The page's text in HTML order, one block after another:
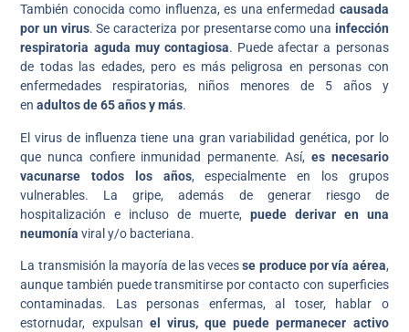
También conocida como influenza, es una enfermedad causada
por un virus. Se caracteriza por presentarse como una infección
respiratoria aguda muy contagiosa. Puede afectar a personas
de todas las edades, pero es más peligrosa en personas con
enfermedades respiratorias, niños menores de 5 años y
enadultos de 65 años y más.
El virus de influenza tiene una gran variabilidad genética, por lo
que nunca confiere inmunidad permanente. Así,es necesario
vacunarse todos los años, especialmente en los grupos
vulnerables. La gripe, además de generar riesgo de
hospitalización e incluso de muerte, puede derivar en una
neumonía viral y/o bacteriana.
La transmisión la mayoría de las vecesse produce por vía aérea,
aunque también puede transmitirse por contacto con superficies
contaminadas. Las personas enfermas, al toser, hablar o
estornudar, expulsan el virus, que puede permanecer activo